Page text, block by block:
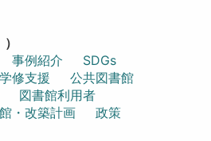
事例紹介
SDGs
修支援
公共図書館
図書館利用者
・改築計画
政策